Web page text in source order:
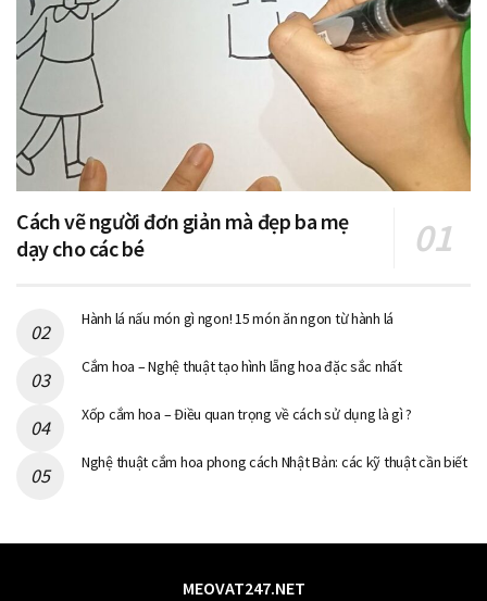
Cách vẽ người đơn giản mà đẹp ba mẹ
dạy cho các bé
Hành lá nấu món gì ngon! 15 món ăn ngon từ hành lá
Cắm hoa – Nghệ thuật tạo hình lẵng hoa đặc sắc nhất
Xốp cắm hoa – Điều quan trọng về cách sử dụng là gì ?
Nghệ thuật cắm hoa phong cách Nhật Bản: các kỹ thuật cần biết
MEOVAT247.NET